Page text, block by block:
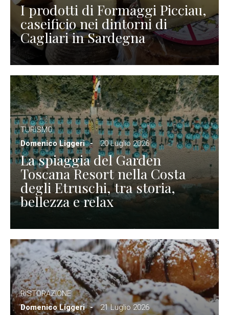
I prodotti di Formaggi Picciau,
caseificio nei dintorni di
Cagliari in Sardegna
TURISMO
Domenico Liggeri
20 Luglio 2026
La spiaggia del Garden
Toscana Resort nella Costa
degli Etruschi, tra storia,
bellezza e relax
RISTORAZIONE
Domenico Liggeri
21 Luglio 2026